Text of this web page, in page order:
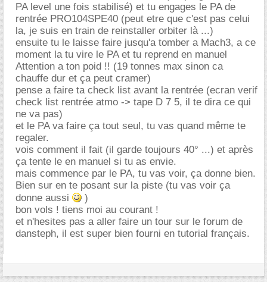
PA level une fois stabilisé) et tu engages le PA de
rentrée PRO104SPE40 (peut etre que c'est pas celui
la, je suis en train de reinstaller orbiter là ...)
ensuite tu le laisse faire jusqu'a tomber a Mach3, a ce
moment la tu vire le PA et tu reprend en manuel
Attention a ton poid !! (19 tonnes max sinon ca
chauffe dur et ça peut cramer)
pense a faire ta check list avant la rentrée (ecran verif
check list rentrée atmo -> tape D 7 5, il te dira ce qui
ne va pas)
et le PA va faire ça tout seul, tu vas quand même te
regaler.
vois comment il fait (il garde toujours 40° ...) et après
ça tente le en manuel si tu as envie.
mais commence par le PA, tu vas voir, ça donne bien.
Bien sur en te posant sur la piste (tu vas voir ça
donne aussi
)
bon vols ! tiens moi au courant !
et n'hesites pas a aller faire un tour sur le forum de
dansteph, il est super bien fourni en tutorial français.